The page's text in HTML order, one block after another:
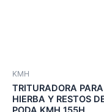
KMH
TRITURADORA PARA
HIERBA Y RESTOS